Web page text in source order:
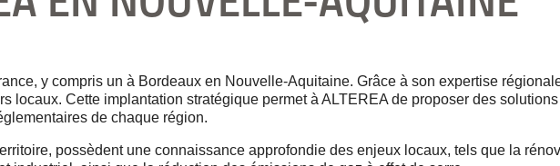
y compris un à Bordeaux en Nouvelle-Aquitaine. Grâce à son expertise
locaux. Cette implantation stratégique permet à ALTEREA de proposer des
de chaque région.
possèdent une connaissance approfondie des enjeux locaux, tels que la